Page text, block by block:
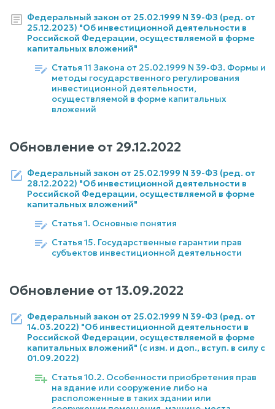
Федеральный закон от 25.02.1999 N 39-ФЗ (ред. от
25.12.2023) "Об инвестиционной деятельности в
Российской Федерации, осуществляемой в форме
капитальных вложений"
Статья 11 Закона от 25.02.1999 N 39-ФЗ. Формы и
методы государственного регулирования
инвестиционной деятельности,
осуществляемой в форме капитальных
вложений
Обновление от 29.12.2022
Федеральный закон от 25.02.1999 N 39-ФЗ (ред. от
28.12.2022) "Об инвестиционной деятельности в
Российской Федерации, осуществляемой в форме
капитальных вложений"
Статья 1. Основные понятия
Статья 15. Государственные гарантии прав
субъектов инвестиционной деятельности
Обновление от 13.09.2022
Федеральный закон от 25.02.1999 N 39-ФЗ (ред. от
14.03.2022) "Об инвестиционной деятельности в
Российской Федерации, осуществляемой в форме
капитальных вложений" (с изм. и доп., вступ. в силу с
01.09.2022)
Статья 10.2. Особенности приобретения прав
на здание или сооружение либо на
расположенные в таких здании или